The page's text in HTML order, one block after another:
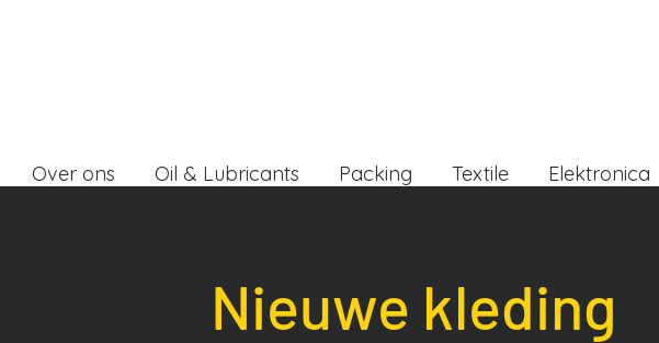
Over ons Oil & Lubricants Packing Textile Elektronica
Nieuwe kleding